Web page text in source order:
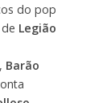
do pop
Legião
Barão